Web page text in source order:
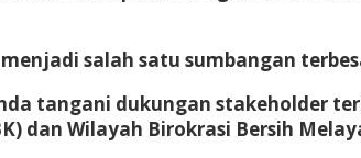
salah satu sumbangan
tangani dukungan stakeholder
dan Wilayah Birokrasi Bersih